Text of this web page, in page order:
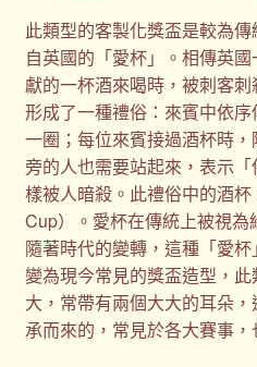
此類型的客製化獎盃是較為
自英國的「愛杯」。相傳英
獻的一杯酒來喝時，被刺客
形成了一種禮俗：來賓中依
一圈；每位來賓接過酒杯時
旁的人也需要站起來，表示
樣被人暗殺。此禮俗中的酒
Cup）。愛杯在傳統上被視為
隨著時代的變轉，這種「愛
變為現今常見的獎盃造型，
大，常帶有兩個大大的耳朵
承而來的，常見於各大賽事